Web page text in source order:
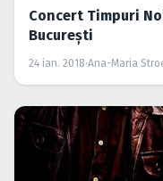
Concert Timpuri
Bucureşti
24 ian. 2018·Ana-Maria